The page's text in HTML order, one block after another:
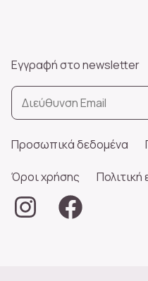
Εγγραφή στο newsletter
Προσωπικά δεδομένα
Όροι χρήσης